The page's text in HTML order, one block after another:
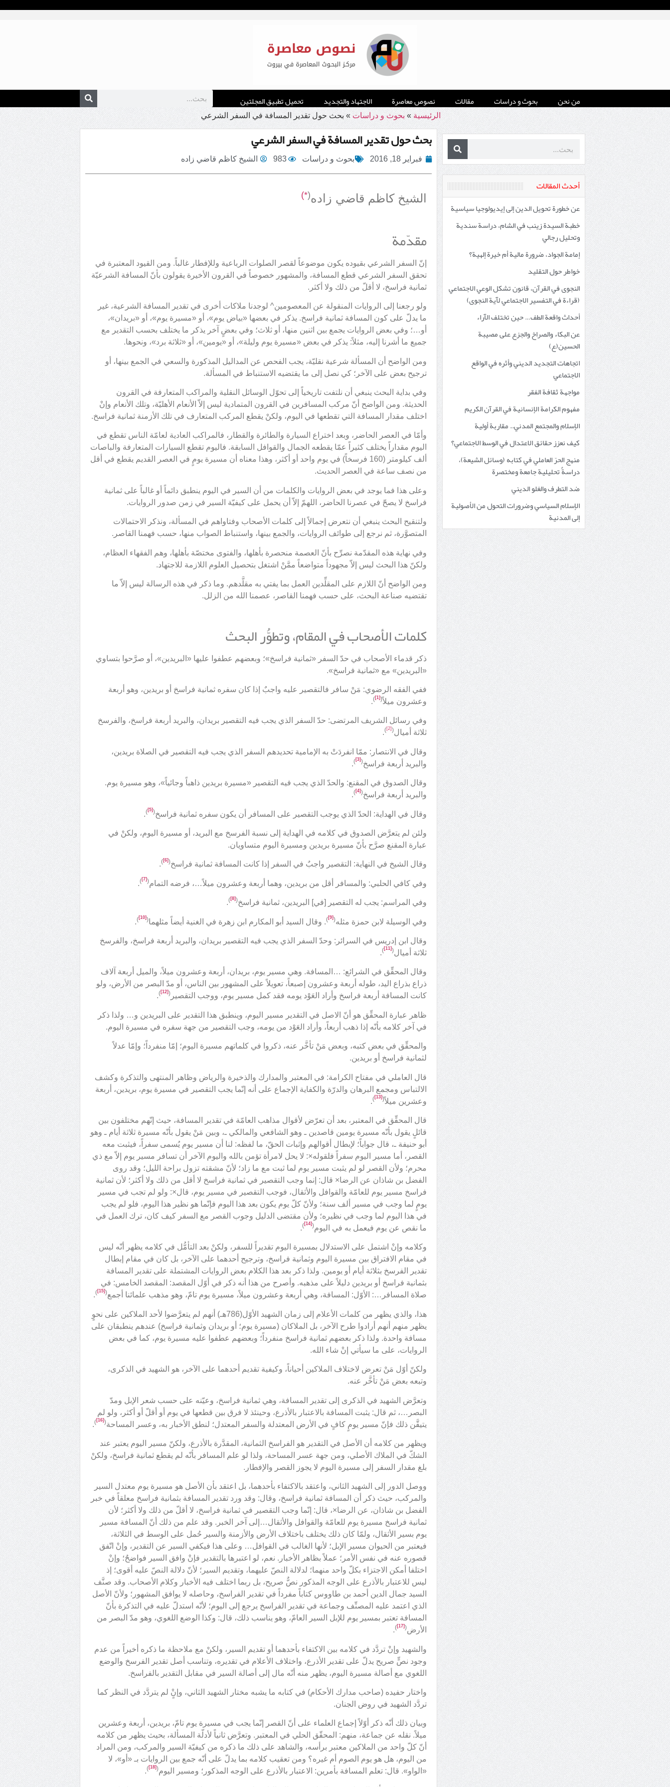
من نحن بحوث و دراسات مقالات نصوص معاصرة الاجتهاد والتجديد تحميل تطبيق المجلتين
الرئيسية » بحوث و دراسات » بحث حول تقدير المسافة في السفر الشرعي
أحدث المقالات
عن خطورة تحويل الدين إلى إيديولوجيا سياسية
خطبة السيدة زينب في الشام، دراسة سندية
وتحليل رجالي
إمامة الجواد، ضرورة مالية أم خيرة إلهية؟
خواطر حول التقليد
النجوى في القرآن، قانون تشكل الوعي الاجتماعي
(قراءة في التفسير الاجتماعي لآية النجوى)
أحداث واقعة الطف… حين تختلف الآراء
عن البكاء والصراخ والجزع على مصيبة
الحسين(ع)
اتجاهات التجديد الديني وأثره في الواقع
الاجتماعي
مواجهة ثقافة الفقر
مفهوم الكرامة الإنسانية في القرآن الكريم
الإسلام والمجتمع المدني.. مقاربة أولية
كيف نعزز حقائق الاعتدال في الوسط الاجتماعي؟
منهج الحرّ العاملي في كتابه (وسائل الشيعة)،
دراسةٌ تحليلية جامعة ومختصرة
ضد التطرف والغلو الديني
الإسلام السياسي وضرورات التحول من الأصولية
إلى المدنية
بحث حول تقدير المسافة في السفر الشرعي
فبراير 18, 2016 بحوث و دراسات 983 الشيخ كاظم قاضي زاده
الشيخ كاظم قاضي زاده(
*)
مقدّمة
إنّ السفر الشرعي بقيوده يكون موضوعاً لقصر الصلوات الرباعية وللإفطار غالباً. ومن القيود المعتبرة في
تحقق السفر الشرعي قطع المسافة، والمشهور خصوصاً في القرون الأخيرة يقولون بأنّ المسافة الشرعيّة
ثمانية فراسخ، لا أقلّ من ذلك ولا أكثر.
ولو رجعنا إلى الروايات المنقولة عن المعصومين^ لوجدنا ملاكات أخرى في تقدير المسافة الشرعية، غير
ما يدلّ على كون المسافة ثمانية فراسخ. يذكر في بعضها «بياض يوم»، أو «مسيرة يوم»، أو «بريدان»،
أو…؛ وفي بعض الروايات يجمع بين اثنين منها، أو ثلاث؛ وفي بعضٍ آخر يذكر ما يختلف بحسب التقدير مع
جميع ما أشرنا إليه، مثلاً: يذكر في بعض «مسيرة يوم وليلة»، أو «يومين»، أو «ثلاثة برد»، ونحوها.
ومن الواضح أن المسألة شرعية نقليّة، يجب الفحص عن المداليل المذكورة والسعي في الجمع بينها، أو
ترجيح بعض على الآخر؛ كي نصل إلى ما يقتضيه الاستنباط في المسألة.
وفي بداية البحث ينبغي أن نلتفت تاريخياً إلى تحوّل الوسائل النقلية والمراكب المتعارفة في القرون
الحديثة. ومن الواضح أنّ مركب المسافرين في القرون المتمادية ليس إلاّ الأنعام الأهليّة، وتلك الأنعام وإنْ
اختلف مقدار المسافة التي تقطعها في اليوم، ولكنْ يقطع المركب المتعارف في تلك الأزمنة ثمانية فراسخ.
وأمّا في العصر الحاضر، وبعد اختراع السيارة والطائرة والقطار، فالمراكب العادية لعامّة الناس تقطع في
اليوم مقداراً يختلف كثيراً عمّا يقطعه الجمال والقوافل السابقة. فاليوم تقطع السيارات المتعارفة والباصات
ألف كيلومتر (160 فرسخاً) في يوم واحد أو أكثر، وهذا معناه أن مسيرة يومٍ في العصر القديم يقطع في أقل
من نصف ساعة في العصر الحديث.
وعلى هذا فما يوجد في بعض الروايات والكلمات من أن السير في اليوم ينطبق دائماً أو غالباً على ثمانية
فراسخ لا يصحّ في عصرنا الحاضر، اللهمّ إلاّ أن يحمل على كيفيّة السير في زمن صدور الروايات.
ولتنقيح البحث ينبغي أن نتعرض إجمالاً إلى كلمات الأصحاب وفتاواهم في المسألة، ونذكر الاحتمالات
المتصوَّرة، ثم نرجع إلى طوائف الروايات، والجمع بينها، واستنباط الصواب منها، حسب فهمنا القاصر.
وفي نهاية هذه المقدّمة نصرِّح بأنّ العصمة منحصرة بأهلها، والفتوى مختصّة بأهلها، وهم الفقهاء العظام،
ولكنّ هذا البحث ليس إلاّ مجهوداً متواضعاً ممَّنْ اشتغل بتحصيل العلوم اللازمة للاجتهاد.
ومن الواضح أنّ اللازم على المقلِّدين العمل بما يفتي به مقلَّدهم. وما ذكر في هذه الرسالة ليس إلاّ ما
تقتضيه صناعة البحث، على حسب فهمنا القاصر، عصمنا الله من الزلل.
كلمات الأصحاب في المقام، وتطوُّر البحث
ذكر قدماء الأصحاب في حدّ السفر «ثمانية فراسخ»؛ وبعضهم عطفوا عليها «البريدين»، أو صرَّحوا بتساوي
«البريدين» مع «ثمانية فراسخ».
ففي الفقه الرضوي: مَنْ سافر فالتقصير عليه واجبٌ إذا كان سفره ثمانية فراسخ أو بريدين، وهو أربعة
وعشرون ميلاً(
[1]
)
.
وفي رسائل الشريف المرتضى: حدّ السفر الذي يجب فيه التقصير بريدان، والبريد أربعة فراسخ، والفرسخ
ثلاثة أميال(
[2]
)
.
وقال في الانتصار: ممّا انفردَتْ به الإمامية تحديدهم السفر الذي يجب فيه التقصير في الصلاة بريدين،
والبريد أربعة فراسخ(
[3]
)
.
وقال الصدوق في المقنع: والحدّ الذي يجب فيه التقصير «مسيرة بريدين ذاهباً وجائياً»، وهو مسيرة يوم.
والبريد أربعة فراسخ(
[4]
)
.
وقال في الهداية: الحدّ الذي يوجب التقصير على المسافر أن يكون سفره ثمانية فراسخ(
[5]
)
.
ولئن لم يتعرَّض الصدوق في كلامه في الهداية إلى نسبة الفرسخ مع البريد، أو مسيرة اليوم، ولكنْ في
عبارة المقنع صرَّح بأنّ مسيرة بريدين ومسيرة اليوم متساويان.
وقال الشيخ في النهاية: التقصير واجبٌ في السفر إذا كانت المسافة ثمانية فراسخ(
[6]
)
.
وفي كافي الحلبي: والمسافر أقل من بريدين، وهما أربعة وعشرون ميلاً…، فرضه التمام(
[7]
)
.
وفي المراسم: يجب له التقصير [في] البريدين، ثمانية فراسخ(
[8]
)
.
وفي الوسيلة لابن حمزة مثله(
[9]
). وقال السيد أبو المكارم ابن زهرة في الغنية أيضاً مثلهما(
[10]
)
.
وقال ابن إدريس في السرائر: وحدّ السفر الذي يجب فيه التقصير بريدان، والبريد أربعة فراسخ، والفرسخ
ثلاثة أميال(
[11]
)
.
وقال المحقِّق في الشرائع: …المسافة. وهي مسير يوم، بريدان، أربعة وعشرون ميلاً، والميل أربعة آلاف
ذراع بذراع اليد، طوله أربعة وعشرون إصبعاً، تعويلاً على المشهور بين الناس، أو مدّ البصر من الأرض، ولو
كانت المسافة أربعة فراسخ وأراد العَوْد يومه فقد كمل مسير يوم، ووجب التقصير (
[12]
)
.
ظاهر عبارة المحقِّق هو أنّ الاصل في التقدير مسير اليوم، وينطبق هذا التقدير على البريدين و… ولذا ذكر
في آخر كلامه بأنّه إذا ذهب أربعاً، وأراد العَوْد من يومه، وجب التقصير من جهة سفره في مسيرة اليوم.
والمحقِّق في بعض كتبه، وبعض مَنْ تأخَّر عنه، ذكروا في كلماتهم مسيرة اليوم؛ إمّا منفرداً؛ وإمّا عدلاً
لثمانية فراسخ أو بريدين.
قال العاملي في مفتاح الكرامة: في المعتبر والمدارك والذخيرة والرياض وظاهر المنتهى والتذكرة وكشف
الالتباس ومجمع البرهان والدرّة والكفاية الإجماع على أنه إنّما يجب التقصير في مسيرة يوم، بريدين، أربعة
وعشرين ميلاً(
[13]
)
.
قال المحقِّق في المعتبر، بعد أن تعرّض لأقوال مذاهب العامّة في تقدير المسافة، حيث إنّهم مختلفون بين
قائلٍ يقول بأنّه مسيرة يومين قاصدين ـ وهو الشافعي والمالكي ـ، وبين مَنْ يقول بأنّه مسيرة ثلاثة أيام ـ وهو
أبو حنيفة ـ، قال جواباً؛ لإبطال أقوالهم وإثبات الحقّ، ما لفظه: لنا أن مسير يوم يُسمى سفراً، فيثبت معه
القصر، أما مسير اليوم سفراً فلقوله×: لا يحل لامرأة تؤمن بالله واليوم الآخر أن تسافر مسير يوم إلاّ مع ذي
محرم؛ ولأن القصر لو لم يثبت مسير يوم لما ثبت مع ما زاد؛ لأنّ مشقته تزول براحة الليل؛ وقد روى
الفضل بن شاذان عن الرضا× قال: إنما وجب التقصير في ثمانية فراسخ لا أقل من ذلك ولا أكثر؛ لأن ثمانية
فراسخ مسير يوم للعامّة والقوافل والأثقال، فوجب التقصير في مسير يوم، قال×: ولو لم تجب في مسير
يومٍ لما وجب في مسير ألف سنة؛ ولأنّ كلّ يوم يكون بعد هذا اليوم فإنّما هو نظير هذا اليوم، فلو لم يجب
في هذا اليوم لما وجب في نظيره؛ ولأن مقتضى الدليل وجوب القصر مع السفر كيف كان، ترك العمل في
ما نقص عن يوم فيعمل به في اليوم(
[14]
)
.
وكلامه وإنْ اشتمل على الاستدلال بمسيرة اليوم تقديراً للسفر، ولكنْ بعد التأمُّل في كلامه يظهر أنّه ليس
في مقام الافتراق بين مسيرة اليوم وثمانية فراسخ، وترجيح أحدهما على الآخر، بل كان في مقام إبطال
تقدير الفرسخ بثلاثة أيام أو يومين. ولذا ذكر بعد هذا الكلام بعض الروايات المشتملة على تقدير المسافة
بثمانية فراسخ أو بريدين دليلاً على مذهبه. وأصرح من هذا أنه ذكر في أوّل المقصد: المقصد الخامس: في
صلاة المسافر…: الأوّل: المسافة، وهي أربعة وعشرون ميلاً، مسيرة يوم تامّ، وهو مذهب علمائنا أجمع(
[15]
)
.
هذا، والذي يظهر من كلمات الأعلام إلى زمان الشهيد الأوّل(786هـ) أنهم لم يتعرَّضوا لأحد الملاكين على نحوٍ
يظهر منهم أنهم أرادوا طرح الآخر، بل الملاكان (مسيرة يوم؛ أو بريدان وثمانية فراسخ) عندهم ينطبقان على
مسافة واحدة. ولذا ذكر بعضهم ثمانية فراسخ منفرداً؛ وبعضهم عطفوا عليه مسيرة يوم، كما في بعض
الروايات، على ما سيأتي إنْ شاء الله.
ولكنّ أوّل مَنْ تعرض لاختلاف الملاكين أحياناً، وكيفية تقديم أحدهما على الآخر، هو الشهيد في الذكرى،
وتبعه بعض مَنْ تأخَّر عنه.
وتعرَّض الشهيد في الذكرى إلى تقدير المسافة، وهي ثمانية فراسخ، وعيّنه على حسب شعر الإبل ومدّ
البصر…، ثم قال: يثبت المسافة بالاعتبار بالأذرع، وحينئذ لا فرق بين قطعها في يوم أو أقلّ أو أكثر، ولو لم
يتيقَّن ذلك فإنّ مسير يومٍ كافٍ في الأرض المعتدلة والسفر المعتدل؛ لنطق الأخبار به، وعسر المساحة(
[16]
)
.
ويظهر من كلامه أن الأصل في التقدير هو الفراسخ الثمانية، المقدَّرة بالأذرع، ولكنّ مسير اليوم يعتبر عند
الشكّ في الملاك الأصلي، ومن جهة عسر المساحة، ولذا لو علم المسافر بأنّه لم يقطع ثمانية فراسخ، ولكنْ
بلغ مقدار السفر إلى مسيرة اليوم لا يجوز القصر والإفطار.
ووصل الدور إلى الشهيد الثاني، واعتقد بالاكتفاء بأحدهما، بل اعتقد بأن الأصل هو مسيرة يوم معتدل السير
والمركب، حيث ذكر أن المسافة ثمانية فراسخ، وقال: وقد ورد تقدير المسافة بثمانية فراسخ معلقاً في خبر
الفضل بن شاذان، عن الرضا×، قال: إنّما وجب التقصير في ثمانية فراسخ، لا أقلّ من ذلك ولا أكثر؛ لأن
ثمانية فراسخ مسيرة يوم للعامّة والقوافل والأثقال…إلى آخر الخبر. وقد علم من ذلك أنّ المسافة مسير
يوم بسير الأثقال، ولمّا كان ذلك يختلف باختلاف الأرض والأزمنة والسير حُمل على الوسط في الثلاثة،
فيعتبر من الحيوان مسير الإبل؛ لأنها الغالب في القوافل… وعلى هذا فيكفي السير عن التقدير، وإنْ اتّفق
قصوره عنه في نفس الأمر؛ عملاً بظاهر الأخبار. نعم، لو اعتبرها بالتقدير فإنْ وافق السير فواضحٌ؛ وإنْ
اختلفا أمكن الاجتزاء بكلّ واحد منهما؛ لدلالة النصّ عليهما، وتقديم السير؛ لأنّ دلالة النصّ عليه أقوى؛ إذ
ليس للاعتبار بالأذرع على الوجه المذكور نصٌّ صريح، بل ربما اختلف فيه الأخبار وكلام الأصحاب. وقد صنَّف
السيد جمال الدين أحمد بن طاووس كتاباً مفرداً في تقدير الفراسخ، وحاصله لا يوافق المشهور؛ ولأنّ الأصل
الذي اعتمد عليه المصنِّف وجماعة في تقدير الفراسخ يرجع إلى اليوم؛ لأنّه استدلّ عليه في التذكرة بأنّ
المسافة تعتبر بمسير يوم للإبل السير العامّ، وهو يناسب ذلك، قال: وكذا الوضع اللغوي، وهو مدّ البصر من
الأرض(
[17]
)
.
والشهيد وإنْ تردَّد في كلامه بين الاكتفاء بأحدهما أو تقديم السير، ولكنْ مع ملاحظة ما ذكره أخيراً من عدم
وجود نصٍّ صريح يدلّ على تقدير الأذرع، واختلاف الأعلام في تقديره، وتناسب أصل تقدير الفرسخ والوضع
اللغوي مع أصالة مسيرة اليوم، يظهر منه أنّه مال إلى أصالة السير في مقابل التقدير بالفراسخ.
واختار حفيده (صاحب مدارك الأحكام) في كتابه ما يشبه مختار الشهيد الثاني، وإنٍْ لم يتردَّد في النظر كما
تردَّد الشهيد في روض الجنان.
وبيان ذلك أنّه ذكر أوّلاً إجماع العلماء على أنّ القصر إنّما يجب في مسيرة يوم تامّ، بريدين، أربعة وعشرين
ميلاً. نقله عن جماعة، منهم: المحقّق الحلي في المعتبر. وتعرَّض ثانياً لأدلّة المسألة، بحيث يظهر من كلامه
أنّ كلّ واحد من الملاكين معتبر برأسه، والشاهد على ذلك ما ذكره من كيفيّة السير والمركب، ومن المراد
من اليوم، هل هو يوم الصوم أم غيره؟ ومن تعقيب كلامه بما يدلّ على أنّه جمع بين الروايات بـ «أو»، لا
«الواو». قال: تعلم المسافة بأمرين: الاعتبار بالأذرع على الوجه المذكور؛ ومسير اليوم(
[18]
)
.